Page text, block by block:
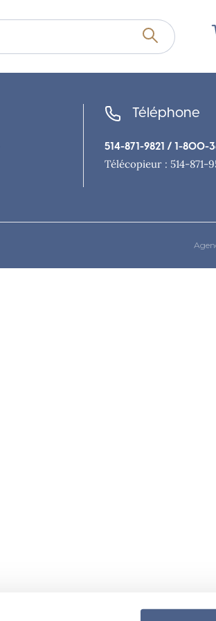
Téléphone
514-871-9821 / 1-800-
Télécopieur : 514-871-